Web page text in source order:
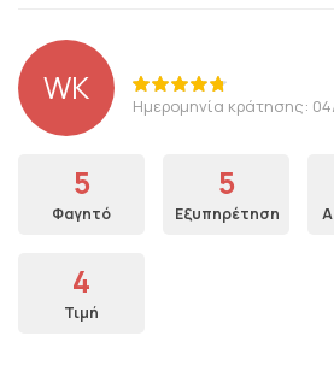
WK Ημερομηνία κράτησης:
5
Φαγητό
5
Εξυπηρέτηση
4
Τιμή